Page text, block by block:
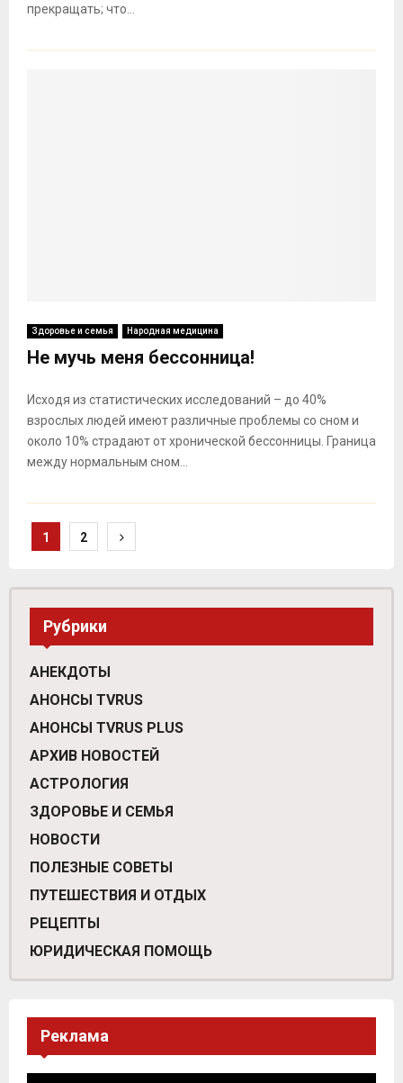
прекращать; что...
Здоровье и семья Народная медицина
Не мучь меня бессонница!
Исходя из статистических исследований – до 40%
взрослых людей имеют различные проблемы со сном и
около 10% страдают от хронической бессонницы. Граница
между нормальным сном...
Навигация
записям
1 2
Рубрики
АНЕКДОТЫ
АНОНСЫ TVRUS
АНОНСЫ TVRUS PLUS
АРХИВ НОВОСТЕЙ
АСТРОЛОГИЯ
ЗДОРОВЬЕ И СЕМЬЯ
НОВОСТИ
ПОЛЕЗНЫЕ СОВЕТЫ
ПУТЕШЕСТВИЯ И ОТДЫХ
РЕЦЕПТЫ
ЮРИДИЧЕСКАЯ ПОМОЩЬ
Реклама